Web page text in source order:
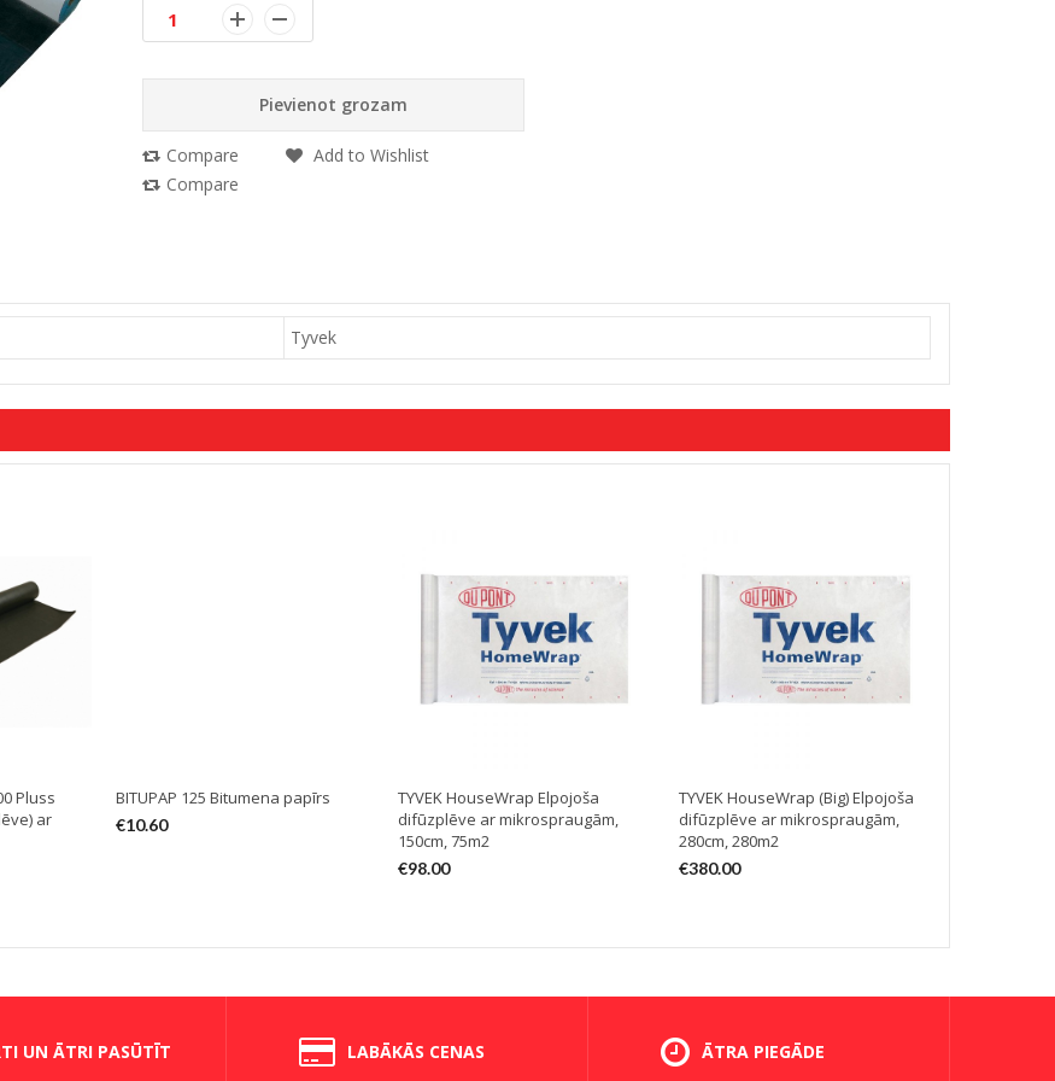
Pievienot grozam
Compare
Add to Wishlist
Compare
Tyvek
Pluss
ar
BITUPAP 125 Bitumena papīrs
€10.60
TYVEK HouseWrap Elpojoša
difūzplēve ar mikrospraugām,
150cm, 75m2
€98.00
TYVEK HouseWrap (Big) Elpojoša
difūzplēve ar mikrospraugām,
280cm, 280m2
€380.00
UN ĀTRI PASŪTĪT LABĀKĀS CENAS ĀTRA PIEGĀDE